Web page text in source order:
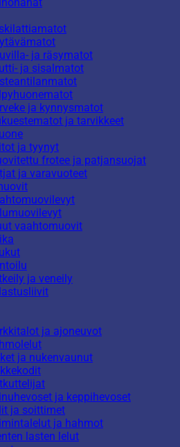
ja räsymatot
ja sisalmatot
ja kynnysmatot
ja tarvikkeet
ja tyynyt
frotee ja patjansuojat
ja varavuoteet
vaahtomuovit
ja veneily
ja ajoneuvot
ja nukenvaunut
ja keppihevoset
ja soittimet
ja hahmot
lasten lelut